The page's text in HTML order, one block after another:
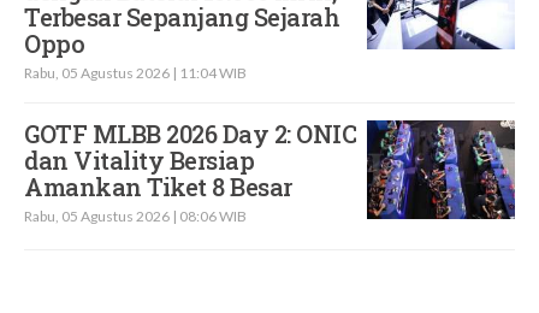
Terbesar Sepanjang Sejarah
Oppo
Rabu, 05 Agustus 2026 | 11:04 WIB
GOTF MLBB 2026 Day 2: ONIC
dan Vitality Bersiap
Amankan Tiket 8 Besar
Rabu, 05 Agustus 2026 | 08:06 WIB